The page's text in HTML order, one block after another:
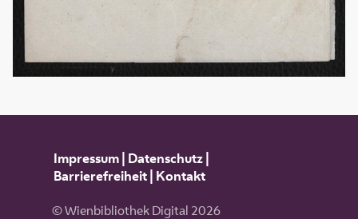
Impressum| Datenschutz|
Barrierefreiheit| Kontakt
© Wienbibliothek Digital 2026